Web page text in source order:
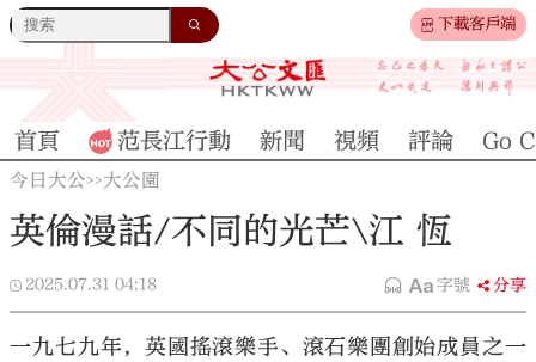
下載客戶端
首頁 范長江行動 新聞 視頻 評論 Go
今日大公>>大公園
英倫漫話/不同的光芒\江 恆
2025.07.31 04:18 字號 分享
一九七九年，英國搖滾樂手、滾石樂團創始成員之一